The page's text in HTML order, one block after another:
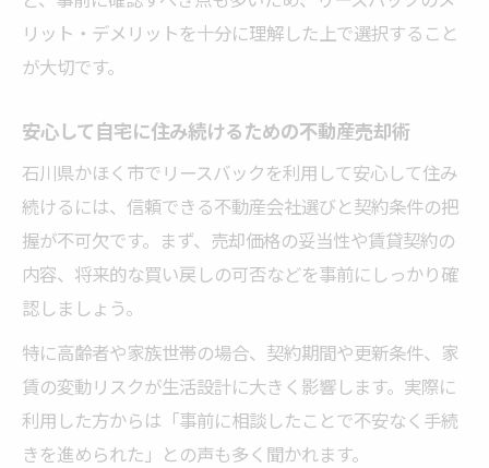
リット・デメリットを十分に理解した上で選択すること
が大切です。
安心して自宅に住み続けるための不動産売却術
石川県かほく市でリースバックを利用して安心して住み
続けるには、信頼できる不動産会社選びと契約条件の把
握が不可欠です。まず、売却価格の妥当性や賃貸契約の
内容、将来的な買い戻しの可否などを事前にしっかり確
認しましょう。
特に高齢者や家族世帯の場合、契約期間や更新条件、家
賃の変動リスクが生活設計に大きく影響します。実際に
利用した方からは「事前に相談したことで不安なく手続
きを進められた」との声も多く聞かれます。